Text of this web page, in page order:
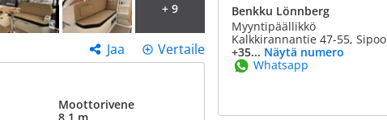
+ 9
Jaa Vertaile
Moottorivene
Benkku Lönnberg
Myyntipäällikkö
Kalkkirannantie 47-55, Sipoo
+35... Näytä numero
Whatsapp